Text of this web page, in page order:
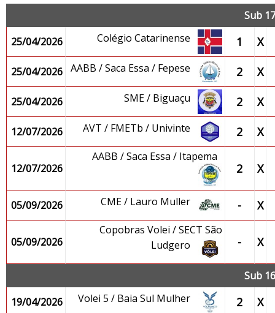
Sub
25/04/2026
Colégio Catarinense 1 X
25/04/2026 AABB / Saca Essa / Fepese 2 X
25/04/2026 SME / Biguaçu 2 X
12/07/2026 AVT / FMETb / Univinte 2 X
12/07/2026
AABB / Saca Essa / Itapema
2 X
05/09/2026 CME / Lauro Muller - X
05/09/2026
Copobras Volei / SECT São
Ludgero
- X
Sub
19/04/2026
Volei 5 / Baia Sul Mulher 2 X